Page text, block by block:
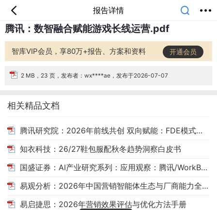
报告详情
首页 分类 专题 会员
教师资格
外语
互联网 职业 技能
生活
智库
城市 金融 短视频
腾讯：数智融合赋能游戏长线运营.pdf
智库VIP会员，享80万+报告、方案和资料 开通会员
2 MB，23 页，发布者：wx****ae，发布于2026-07-07
相关精品文档
腾讯研究院：2026年前线共创 双向赋能：FDE模式行业观察与实践报告
知衣科技：26/27鞋包服配秋冬趋势洞察白皮书
国盛证券：AI产业研究系列：应用观察：腾讯/WorkBuddy：领跑桌面端AI智能体赛道，粘合腾讯生态
易观分析：2026年中国营销智能体生态与厂商能力全景报告
易启捷思：2026年营销效果评估与优化方法手册